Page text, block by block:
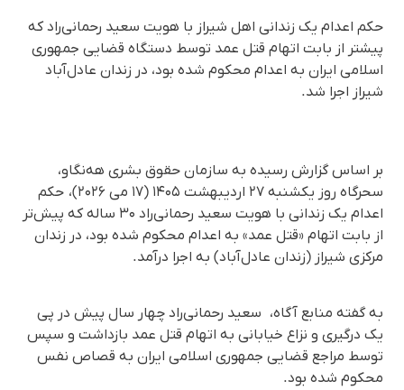
حکم اعدام یک زندانی اهل شیراز با هویت سعید رحمانی‌راد که
پیشتر از بابت اتهام قتل عمد توسط دستگاه قضایی جمهوری
اسلامی ایران به اعدام محکوم شده بود، در زندان عادل‌آباد
شیراز اجرا شد.
بر اساس گزارش رسیده به سازمان حقوق بشری هه‌نگاو،
سحرگاه روز یکشنبه ۲۷ اردیبهشت ۱۴۰۵ (۱۷ می ۲۰۲۶)، حکم
اعدام یک زندانی با هویت سعید رحمانی‌راد ۳۰ ساله که پیش‌تر
از بابت اتهام «قتل عمد» به اعدام محکوم شده بود، در زندان
مرکزی شیراز (زندان عادل‌آباد) به اجرا درآمد.
به گفته منابع آگاه، سعید رحمانی‌راد چهار سال پیش در پی
یک درگیری و نزاع خیابانی به اتهام قتل عمد بازداشت و سپس
توسط مراجع قضایی جمهوری اسلامی ایران به قصاص نفس
محکوم شده بود.